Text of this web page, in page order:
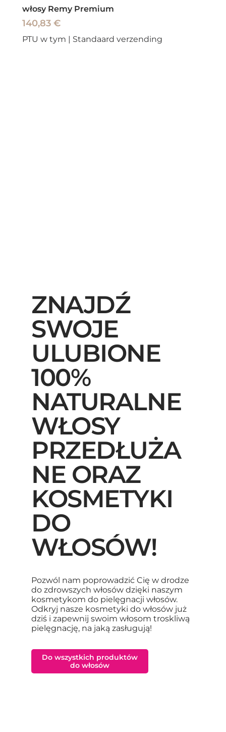
włosy Remy Premium
Cena
140,83 €
PTU w tym | Standaard verzending
ZNAJDŹ
SWOJE
ULUBIONE
100%
NATURALNE
WŁOSY
PRZEDŁUŻA
NE ORAZ
KOSMETYKI
DO
WŁOSÓW!
Pozwól nam poprowadzić Cię w drodze
do zdrowszych włosów dzięki naszym
kosmetykom do pielęgnacji włosów.
Odkryj nasze kosmetyki do włosów już
dziś i zapewnij swoim włosom troskliwą
pielęgnację, na jaką zasługują!
Do wszystkich produktów
do włosów